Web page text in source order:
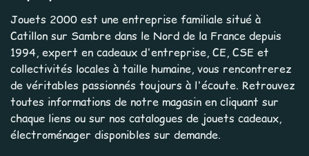
Jouets 2000 est une entreprise familiale situé à
Catillon sur Sambre dans le Nord de la France depuis
1994, expert en cadeaux d'entreprise, CE, CSE et
collectivités locales à taille humaine, vous rencontrerez
de véritables passionnés toujours à l'écoute. Retrouvez
toutes informations de notre magasin en cliquant sur
chaque liens ou sur nos catalogues de jouets cadeaux,
électroménager disponibles sur demande.